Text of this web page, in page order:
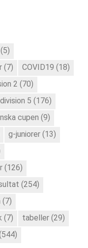
(5)
(7) COVID19 (18)
2 (70)
division 5 (176)
cupen (9)
g-juniorer (13)
(126)
(254)
(7)
(7) tabeller (29)